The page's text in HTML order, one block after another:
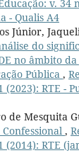
v. 34
- Qualis A4
Júnior,
do
no âmbito
Pública ,
(2023): RTE -
de Mesquita
,
(2014): RTE